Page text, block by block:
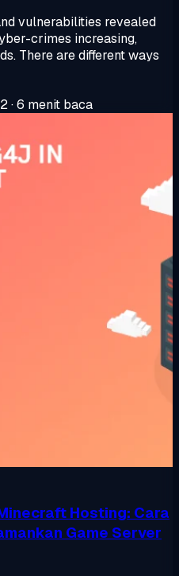
vulnerabilities revealed
crimes increasing,
There are different ways
·6 menit baca
Hosting: Cara
Game Server